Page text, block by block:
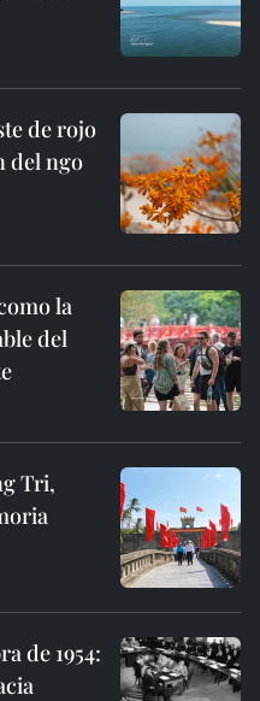
de rojo
del ngo
la
del
Tri,
de 1954: